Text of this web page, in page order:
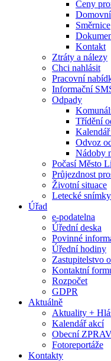
Ceny
Směrnice
Kontakt
Ztráty a nálezy
Chci nahlásit
Pracovní
Informační
Odpady
Třídění
Odvoz
Nádoby
Počasí Město
Průjezdnost
Životní situace
Letecké snímky
Úřad
e-podatelna
Úřední deska
Povinné
Úřední hodiny
Zastupitelstvo
Kontaktní
Rozpočet
GDPR
Aktuálně
Aktuality +
Kalendář akcí
Obecní
Fotoreportáže
Kontakty